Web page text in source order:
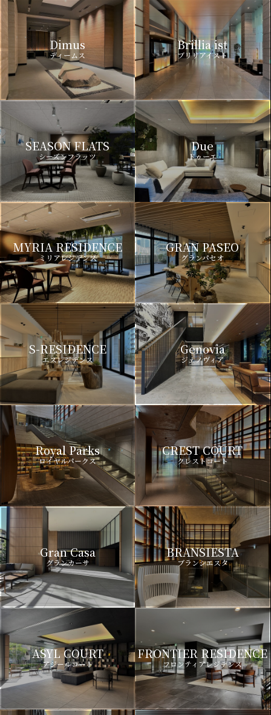
Dimus
ディームス
Brillia ist
ブリリアイスト
SEASON FLATS
シーズンフラッツ
Due
ドゥーエ
MYRIA RESIDENCE
ミリアレジデンス
GRAN PASEO
グランパセオ
S-RESIDENCE
エスレジデンス
Genovia
ジェノヴィア
Royal Parks
ロイヤルパークス
CREST COURT
クレストコート
Gran Casa
グランカーサ
BRANSIESTA
ブランシエスタ
ASYL COURT
アジールコート
FRONTIER RESIDENCE
フロンティアレジデンス